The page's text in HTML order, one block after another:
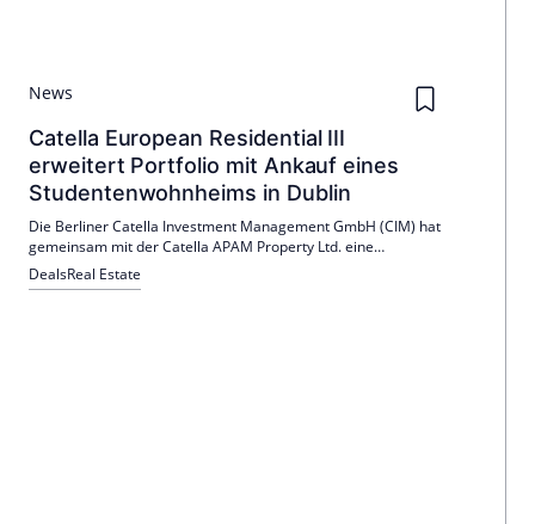
News
Catella European Residential III
erweitert Portfolio mit Ankauf eines
Studentenwohnheims in Dublin
Die Berliner Catella Investment Management GmbH (CIM) hat
gemeinsam mit der Catella APAM Property Ltd. eine
Wohnanlage für Studentinnen und Studenten im zentral
gelegenen Dubliner Stadtteil The Liberties erworben.
DealsReal Estate